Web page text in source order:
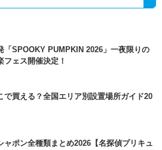
「SPOOKY PUMPKIN 2026」一夜限りの
ェス開催決定！
で買える？全国エリア別設置場所ガイド20
ャポン全種類まとめ2026【名探偵プリキュ